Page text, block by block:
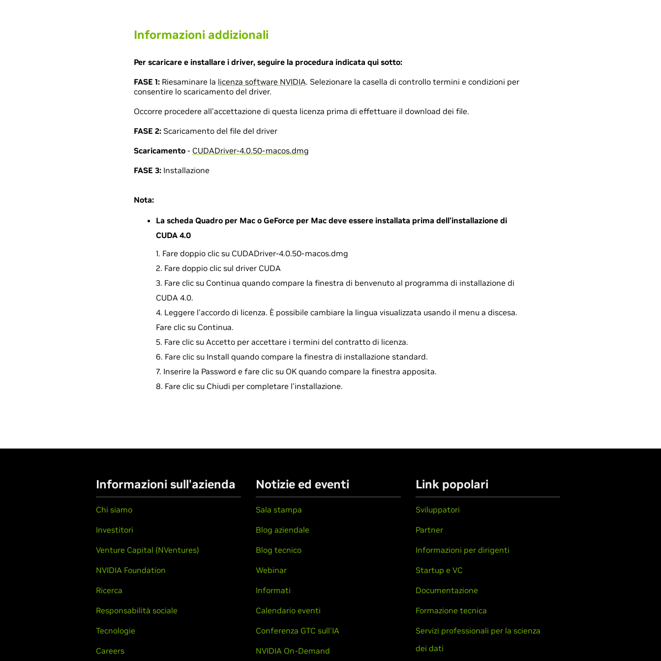
Informazioni addizionali
Per scaricare e installare i driver, seguire la procedura indicata qui sotto:
FASE 1: Riesaminare la licenza software NVIDIA. Selezionare la casella di controllo termini e condizioni per
consentire lo scaricamento del driver.
Occorre procedere all'accettazione di questa licenza prima di effettuare il download dei file.
FASE 2: Scaricamento del file del driver
Scaricamento - CUDADriver-4.0.50-macos.dmg
FASE 3: Installazione
Nota:
La scheda Quadro per Mac o GeForce per Mac deve essere installata prima dell'installazione di
CUDA 4.0
Fare doppio clic su CUDADriver-4.0.50-macos.dmg
Fare doppio clic sul driver CUDA
Fare clic su Continua quando compare la finestra di benvenuto al programma di installazione di
CUDA 4.0.
Leggere l'accordo di licenza. È possibile cambiare la lingua visualizzata usando il menu a discesa.
Fare clic su Continua.
Fare clic su Accetto per accettare i termini del contratto di licenza.
Fare clic su Install quando compare la finestra di installazione standard.
Inserire la Password e fare clic su OK quando compare la finestra apposita.
Fare clic su Chiudi per completare l'installazione.
Informazioni sull'azienda
Chi siamo
Investitori
Venture Capital (NVentures)
NVIDIA Foundation
Ricerca
Responsabilità sociale
Tecnologie
Careers
Notizie ed eventi
Sala stampa
Blog aziendale
Blog tecnico
Webinar
Informati
Calendario eventi
Conferenza GTC sull'IA
NVIDIA On-Demand
Link popolari
Sviluppatori
Partner
Informazioni per dirigenti
Startup e VC
Documentazione
Formazione tecnica
Servizi professionali per la scienza
dei dati